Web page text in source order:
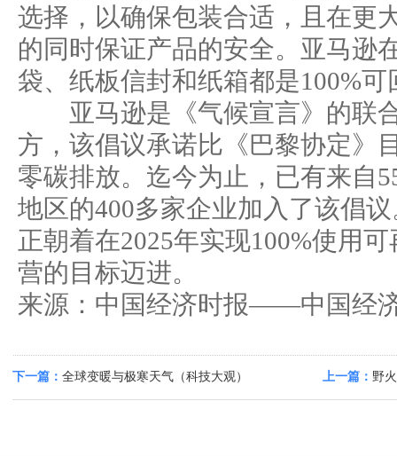
选择，以确保包装合适，且在更
的同时保证产品的安全。亚马逊
袋、纸板信封和纸箱都是100%可
亚马逊是《气候宣言》的联
方，该倡议承诺比《巴黎协定》
零碳排放。迄今为止，已有来自
地区的400多家企业加入了该倡
正朝着在2025年实现100%使用
营的目标迈进。
来源：中国经济时报——中国经
下一篇： 全球变暖与极寒天气（科技大观） 上一篇： 野